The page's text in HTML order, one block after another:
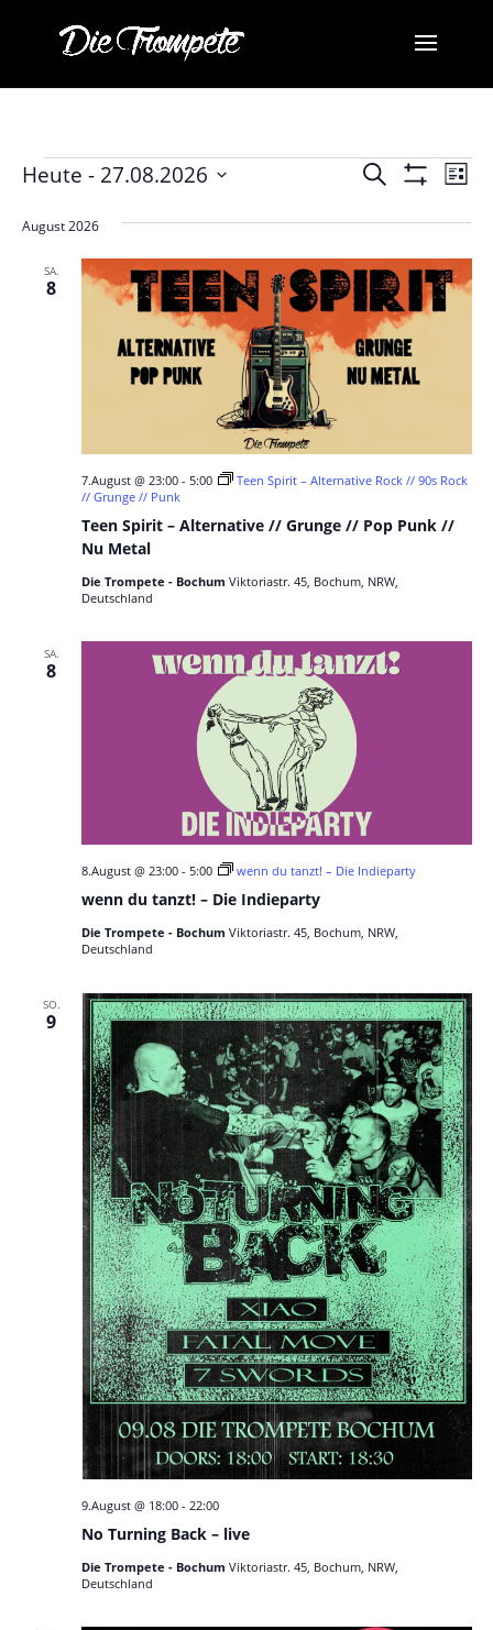
Veranstaltungen
und
Suche
Liste
Heute - 27.08.2026
wählen.
August 2026
SA.
8
Teen Spirit – Alternative // Grunge // Pop Punk //
Nu Metal
7.August @ 23:00- 5:00
Teen Spirit – Alternative Rock // 90s Rock
// Grunge // Punk
Die Trompete - Bochum Viktoriastr. 45, Bochum, NRW,
Deutschland
SA.
8
wenn du tanzt! – Die Indieparty
8.August @ 23:00- 5:00 wenn du tanzt! – Die Indieparty
Die Trompete - Bochum Viktoriastr. 45, Bochum, NRW,
Deutschland
SO.
9
No Turning Back – live
9.August @ 18:00- 22:00
Die Trompete - Bochum Viktoriastr. 45, Bochum, NRW,
Deutschland